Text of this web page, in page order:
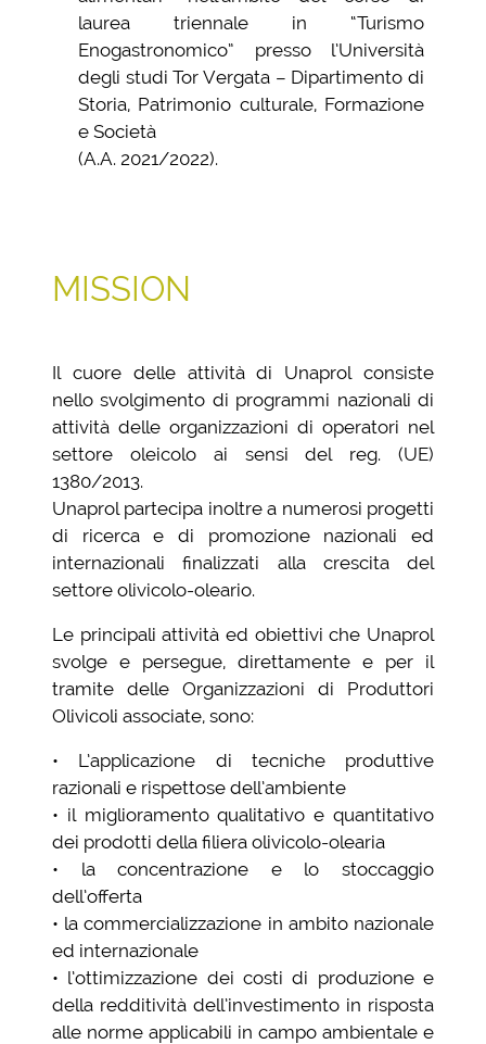
laurea triennale in “Turismo
Enogastronomico” presso l’Università
degli studi Tor Vergata – Dipartimento di
Storia, Patrimonio culturale, Formazione
e Società
(A.A. 2021/2022).
MISSION
Il cuore delle attività di Unaprol consiste
nello svolgimento di programmi nazionali di
attività delle organizzazioni di operatori nel
settore oleicolo ai sensi del reg. (UE)
1380/2013.
Unaprol partecipa inoltre a numerosi progetti
di ricerca e di promozione nazionali ed
internazionali finalizzati alla crescita del
settore olivicolo-oleario.
Le principali attività ed obiettivi che Unaprol
svolge e persegue, direttamente e per il
tramite delle Organizzazioni di Produttori
Olivicoli associate, sono:
• L’applicazione di tecniche produttive
razionali e rispettose dell’ambiente
• il miglioramento qualitativo e quantitativo
dei prodotti della filiera olivicolo-olearia
• la concentrazione e lo stoccaggio
dell’offerta
• la commercializzazione in ambito nazionale
ed internazionale
• l’ottimizzazione dei costi di produzione e
della redditività dell’investimento in risposta
alle norme applicabili in campo ambientale e